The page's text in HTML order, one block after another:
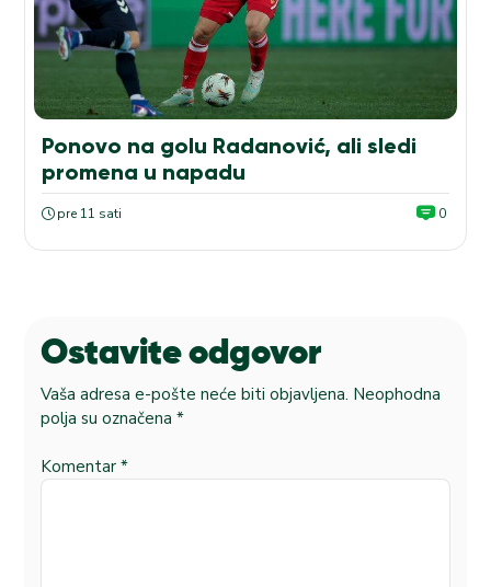
Ponovo na golu Radanović, ali sledi
promena u napadu
pre 11 sati 0
Ostavite odgovor
Vaša adresa e-pošte neće biti objavljena. Neophodna
polja su označena *
Komentar *